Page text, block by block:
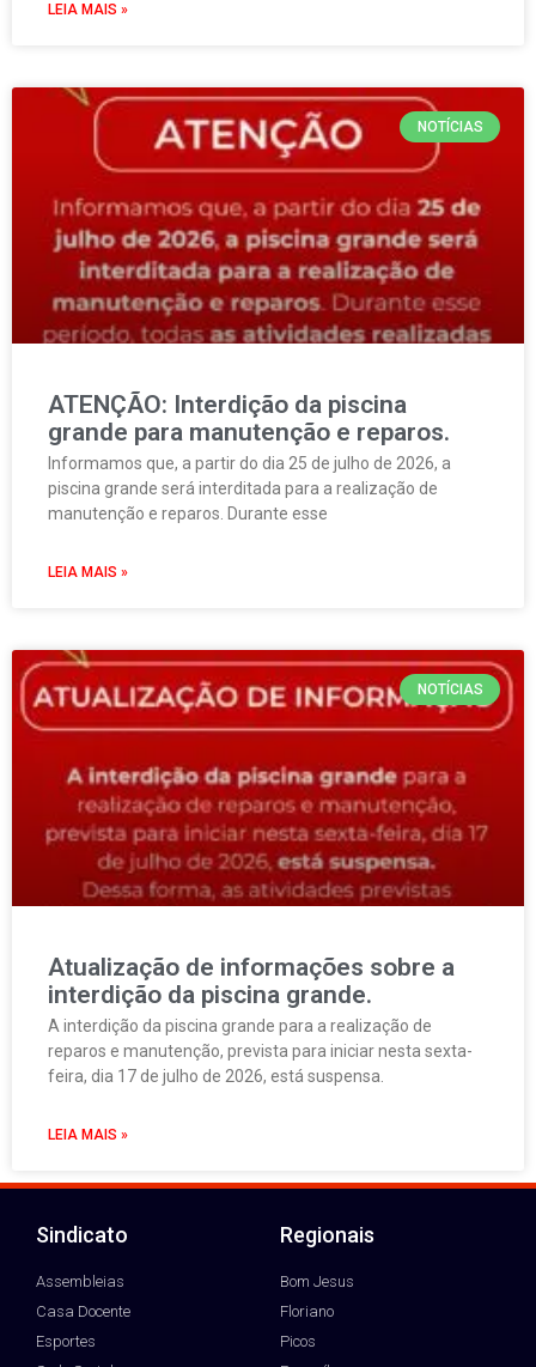
LEIA MAIS »
NOTÍCIAS
ATENÇÃO: Interdição da piscina
grande para manutenção e reparos.
Informamos que, a partir do dia 25 de julho de 2026, a
piscina grande será interditada para a realização de
manutenção e reparos. Durante esse
LEIA MAIS »
NOTÍCIAS
Atualização de informações sobre a
interdição da piscina grande.
A interdição da piscina grande para a realização de
reparos e manutenção, prevista para iniciar nesta sexta-
feira, dia 17 de julho de 2026, está suspensa.
LEIA MAIS »
Sindicato
Assembleias
Casa Docente
Esportes
Regionais
Bom Jesus
Floriano
Picos